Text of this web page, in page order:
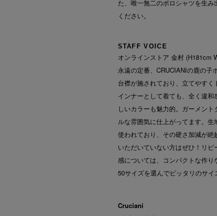
た、唯一無二のポロシャツを生
ください。
STAFF VOICE
オンラインストア 金村 (H181cm
永遠の定番、CRUCIANIの鹿の子
台襟が施されており、立てやす
インナーとして着ても、全く違
しいカラーも魅力的。ガーメン
ルな雰囲気に仕上がってます。
使われており、その硬さ加減が
いただいていない方はぜひ！リ
感については、コンパクトな作
50サイズを選んでピッタリのサイ
Cruciani